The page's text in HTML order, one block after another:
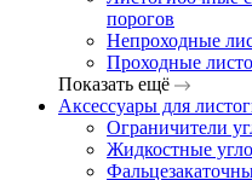
порогов
Непроходные
Проходные
Показать ещё
Аксессуары для
Ограничители
Жидкостные